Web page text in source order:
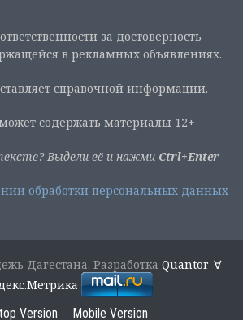
за достоверность
в рекламных объявлениях.
справочной информации.
содержать материалы 12+
Выдели её и нажми Ctrl+Enter
обработки персональных данных
Дагестана. РазработкаQuantor-∀
Version Mobile Version